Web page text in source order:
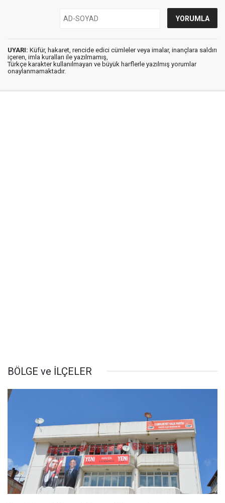
UYARI: Küfür, hakaret, rencide edici cümleler veya imalar, inançlara saldırı
içeren, imla kuralları ile yazılmamış,
Türkçe karakter kullanılmayan ve büyük harflerle yazılmış yorumlar
onaylanmamaktadır.
BÖLGE ve İLÇELER